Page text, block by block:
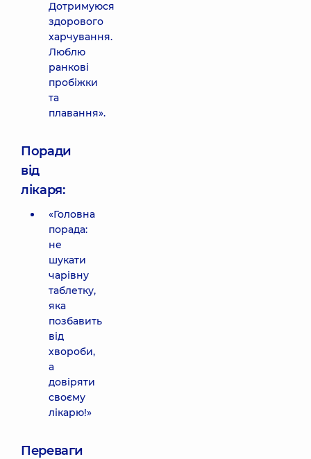
Дотримуюся
здорового
харчування.
Люблю
ранкові
пробіжки
та
плавання».
Поради
від
лікаря:
«Головна
порада:
не
шукати
чарівну
таблетку,
яка
позбавить
від
хвороби,
а
довіряти
своєму
лікарю!»
Переваги